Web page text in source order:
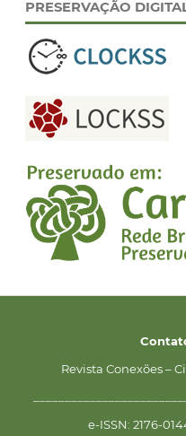
PRESERVAÇÃO
Revista Conexões –
e-ISSN: 2176-